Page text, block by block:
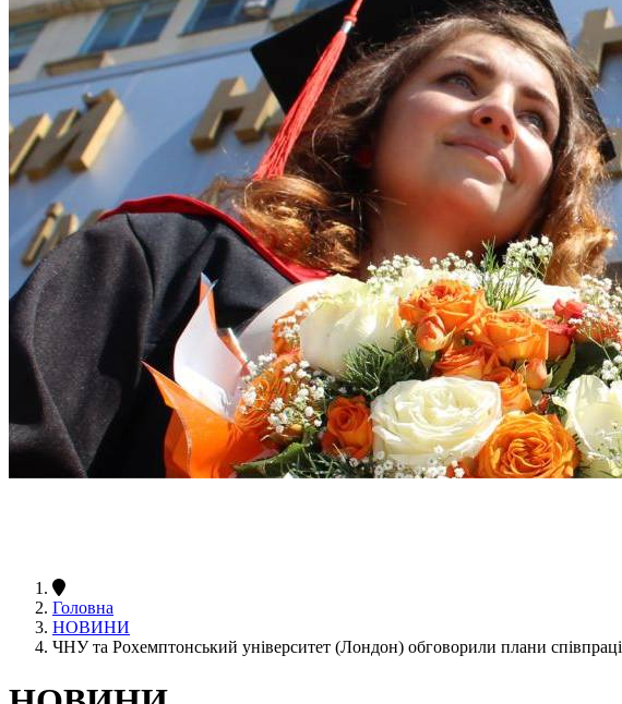
Головна
НОВИНИ
ЧНУ та Рохемптонський університет (Лондон) обговорили плани співпраці